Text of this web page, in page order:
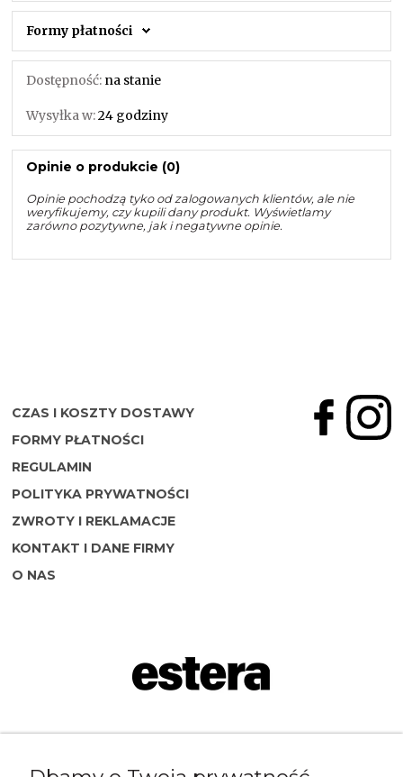
Formy płatności
Dostępność: na stanie
Wysyłka w:24 godziny
Opinie o produkcie (0)
Opinie pochodzą tyko od zalogowanych klientów, ale nie
weryfikujemy, czy kupili dany produkt. Wyświetlamy
zarówno pozytywne, jak i negatywne opinie.
CZAS I KOSZTY DOSTAWY
FORMY PŁATNOŚCI
REGULAMIN
POLITYKA PRYWATNOŚCI
ZWROTY I REKLAMACJE
KONTAKT I DANE FIRMY
O NAS